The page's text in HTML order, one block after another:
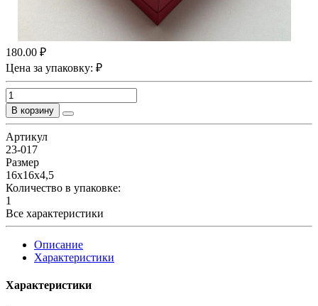
180.00 ₽
Цена за упаковку: ₽
В корзину
Артикул
23-017
Размер
16х16х4,5
Количество в упаковке:
1
Все характеристики
Описание
Характеристики
Характеристики